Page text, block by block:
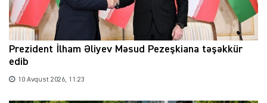
Prezident İlham Əliyev Məsud Pezeşkiana təşəkkür
edib
10 Avqust 2026, 11:23